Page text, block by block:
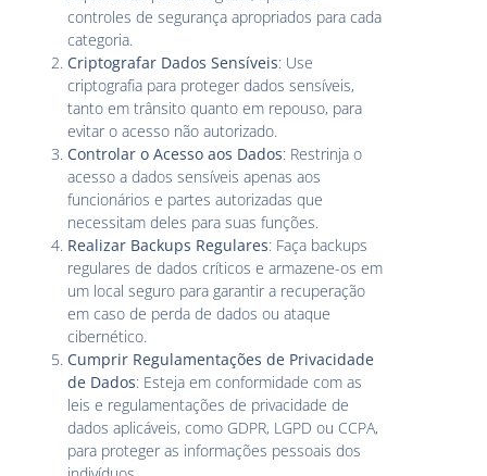
controles de segurança apropriados para cada
categoria.
Criptografar Dados Sensíveis: Use
criptografia para proteger dados sensíveis,
tanto em trânsito quanto em repouso, para
evitar o acesso não autorizado.
Controlar o Acesso aos Dados: Restrinja o
acesso a dados sensíveis apenas aos
funcionários e partes autorizadas que
necessitam deles para suas funções.
Realizar Backups Regulares: Faça backups
regulares de dados críticos e armazene-os em
um local seguro para garantir a recuperação
em caso de perda de dados ou ataque
cibernético.
Cumprir Regulamentações de Privacidade
de Dados: Esteja em conformidade com as
leis e regulamentações de privacidade de
dados aplicáveis, como GDPR, LGPD ou CCPA,
para proteger as informações pessoais dos